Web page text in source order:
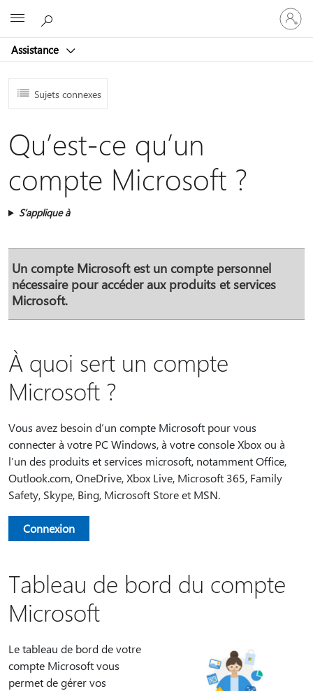
Assistance
vous
à
compte
Sujets connexes
Qu’est-ce qu’un
compte Microsoft ?
S’applique à
Un compte Microsoft est un compte personnel
nécessaire pour accéder aux produits et services
Microsoft.
À quoi sert un compte
Microsoft ?
Vous avez besoin d’un compte Microsoft pour vous
connecter à votre PC Windows, à votre console Xbox ou à
l’un des produits et services microsoft, notamment Office,
Outlook.com, OneDrive, Xbox Live, Microsoft 365, Family
Safety, Skype, Bing, Microsoft Store et MSN.
Connexion
Tableau de bord du compte
Microsoft
Le tableau de bord de votre
compte Microsoft vous
permet de gérer vos